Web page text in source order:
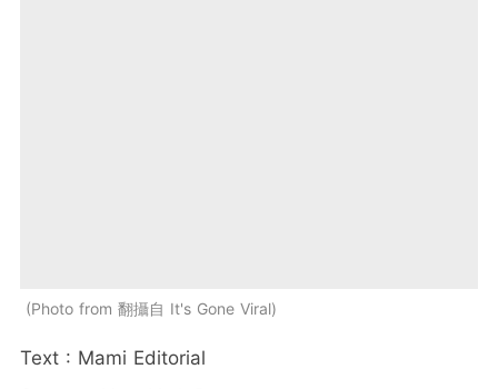
Photo from 翻攝自 It's Gone Viral
Text : Mami Editorial